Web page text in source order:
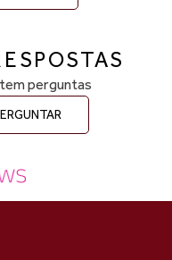
perguntas